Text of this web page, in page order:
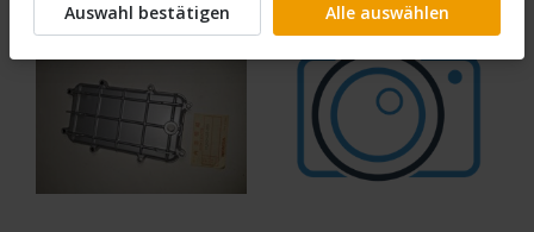
Auswahl bestätigen Alle auswählen